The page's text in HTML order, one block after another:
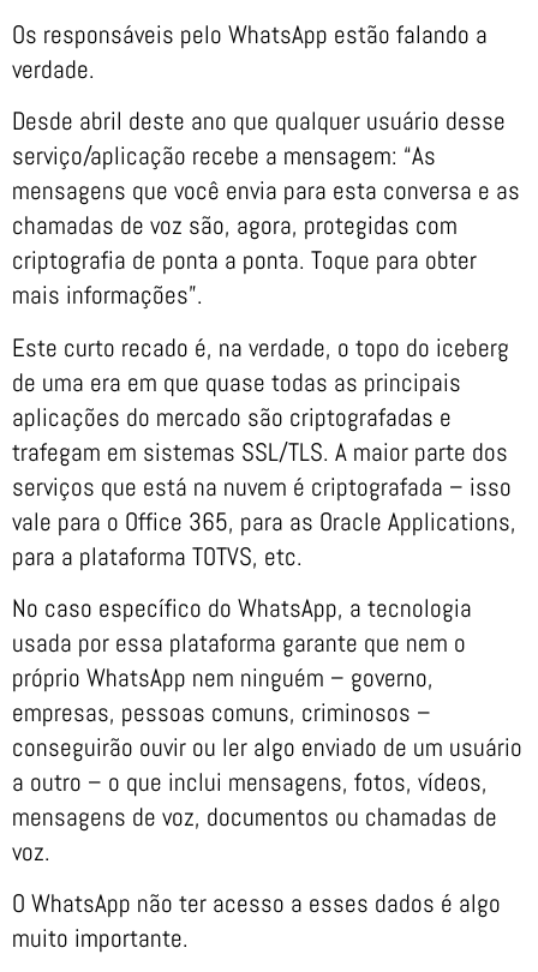
Os responsáveis pelo WhatsApp estão falando a
verdade.
Desde abril deste ano que qualquer usuário desse
serviço/aplicação recebe a mensagem: “As
mensagens que você envia para esta conversa e as
chamadas de voz são, agora, protegidas com
criptografia de ponta a ponta. Toque para obter
mais informações”.
Este curto recado é, na verdade, o topo do iceberg
de uma era em que quase todas as principais
aplicações do mercado são criptografadas e
trafegam em sistemas SSL/TLS. A maior parte dos
serviços que está na nuvem é criptografada – isso
vale para o Office 365, para as Oracle Applications,
para a plataforma TOTVS, etc.
No caso específico do WhatsApp, a tecnologia
usada por essa plataforma garante que nem o
próprio WhatsApp nem ninguém – governo,
empresas, pessoas comuns, criminosos –
conseguirão ouvir ou ler algo enviado de um usuário
a outro – o que inclui mensagens, fotos, vídeos,
mensagens de voz, documentos ou chamadas de
voz.
O WhatsApp não ter acesso a esses dados é algo
muito importante.